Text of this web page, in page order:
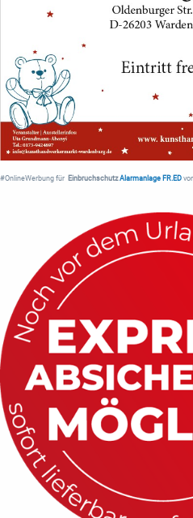
#OnlineWerbung für Einbruchschutz Alarmanlage FR.ED